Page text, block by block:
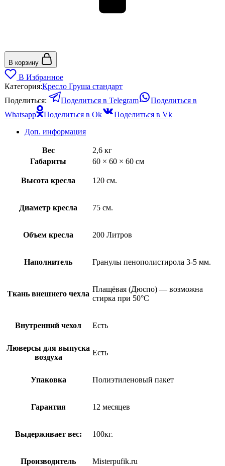
В корзину
В Избранное
Категория:Кресло Груша стандарт
Поделиться:
Поделиться в Telegram
Поделиться в
Whatsapp
Поделиться в Ok
Поделиться в Vk
Доп. информация
Вес
2,6 кг
Габариты
60 × 60 × 60 см
Высота кресла 120 см.
Диаметр кресла 75 см.
Объем кресла 200 Литров
Наполнитель Гранулы пенополистирола 3-5 мм.
Ткань внешнего чехла
Плащёвая (Дюспо) — возможна
стирка при 50°С
Внутренний чехол Есть
Люверсы для выпуска
воздуха
Есть
Упаковка Полиэтиленовый пакет
Гарантия 12 месяцев
Выдерживает вес: 100кг.
Производитель Misterpufik.ru